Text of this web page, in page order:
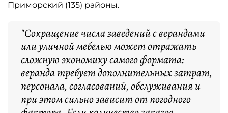
Приморский (135) районы.
"Сокращение числа заведений с верандами
или уличной мебелью может отражать
сложную экономику самого формата:
веранда требует дополнительных затрат,
персонала, согласований, обслуживания и
при этом сильно зависит от погодного